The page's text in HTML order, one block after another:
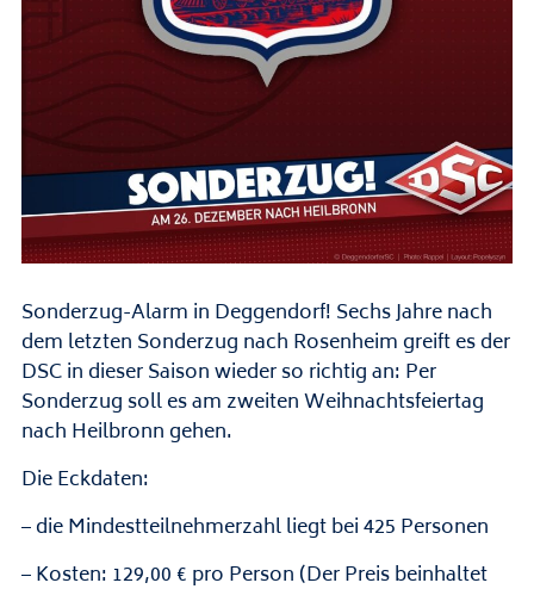
Sonderzug-Alarm in Deggendorf! Sechs Jahre nach
dem letzten Sonderzug nach Rosenheim greift es der
DSC in dieser Saison wieder so richtig an: Per
Sonderzug soll es am zweiten Weihnachtsfeiertag
nach Heilbronn gehen.
Die Eckdaten:
– die Mindestteilnehmerzahl liegt bei 425 Personen
– Kosten: 129,00 € pro Person (Der Preis beinhaltet